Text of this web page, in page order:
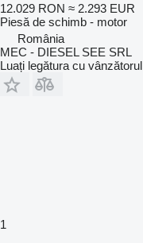
12.029 RON ≈ 2.293 EUR
Piesă de schimb - motor
România
MEC - DIESEL SEE SRL
Luați legătura cu vânzătorul
1